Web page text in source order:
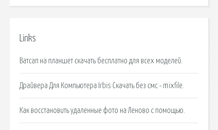
Links
Ватсап на планшет скачать бесплатно для всех моделей.
Драйвера Для Компьютера Irbis Скачать без смс - mixfile.
Как восстановить удаленные фото на Леново с помощью.